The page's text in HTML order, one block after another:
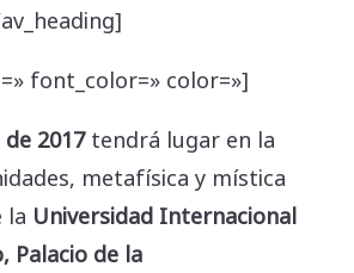
font_color=» color=»]
2017tendrá lugar en la
metafísica y mística
la Universidad Internacional
Palacio de la